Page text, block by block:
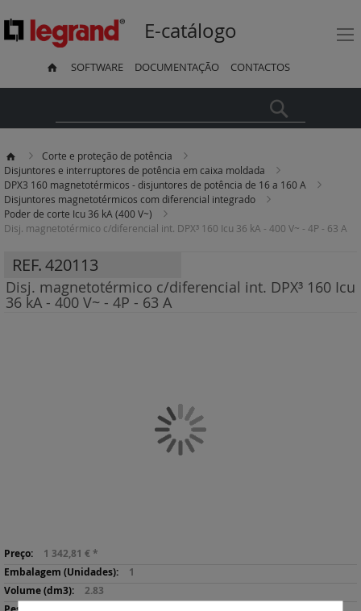
E-catálogo
SOFTWARE DOCUMENTAÇÃO CONTACTOS
Corte e proteção de potência
Disjuntores e interruptores de potência em caixa moldada
DPX3 160 magnetotérmicos - disjuntores de potência de 16 a 160 A
Disjuntores magnetotérmicos com diferencial integrado
Poder de corte Icu 36 kA (400 V~)
Disj. magnetotérmico c/diferencial int. DPX³ 160 Icu 36 kA - 400 V~ - 4P - 63 A
REF.420113
Disj. magnetotérmico c/diferencial int. DPX³ 160 Icu
36 kA - 400 V~ - 4P - 63 A
Mais
informação
1 342,81 € *
1
2.83
para
o
início
da